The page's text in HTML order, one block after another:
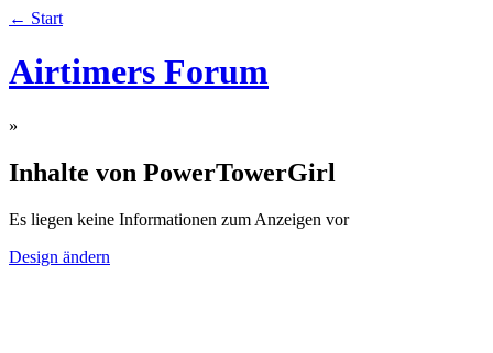
← Start
Airtimers Forum
»
Inhalte von PowerTowerGirl
Es liegen keine Informationen zum Anzeigen vor
Design ändern